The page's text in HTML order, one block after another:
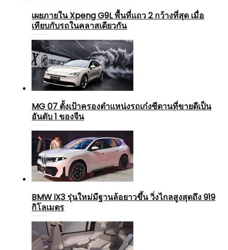
เผยภายใน Xpeng G9L พื้นที่แถว 2 กว้างที่สุด เมื่อ
เทียบกับรถในคลาสเดียวกัน
MG 07 ตั้งเป้าครองตำแหน่งรถเก๋งซีดานที่ขายดีเป็น
อันดับ 1 ของจีน
BMW iX3 รุ่นใหม่มีฐานล้อยาวขึ้น วิ่งไกลสูงสุดถึง 919
กิโลเมตร